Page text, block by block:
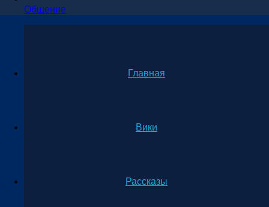
Общение
Главная
Вики
Рассказы